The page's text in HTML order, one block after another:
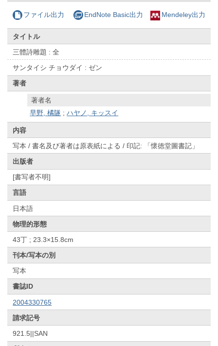
ファイル出力 EndNote Basic出力 Mendeley出力
タイトル
三體詩雕題 : 全
サンタイシ チョウダイ : ゼン
著者
著者名
早野, 橘隧 ;ハヤノ, キッスイ
内容
写本 / 書名及び著者は原表紙による / 印記: 「懷徳堂圖書記」
出版者
[書写者不明]
言語
日本語
物理的形態
43丁 ; 23.3×15.8cm
刊本/写本の別
写本
書誌ID
2004330765
請求記号
921.5||SAN